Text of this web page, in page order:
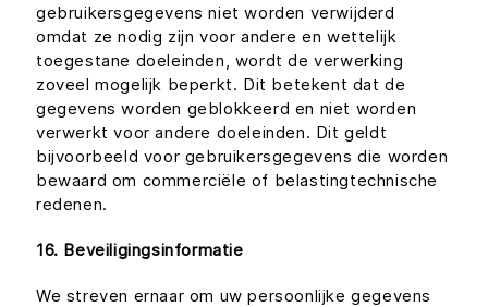
gebruikersgegevens niet worden verwijderd
omdat ze nodig zijn voor andere en wettelijk
toegestane doeleinden, wordt de verwerking
zoveel mogelijk beperkt. Dit betekent dat de
gegevens worden geblokkeerd en niet worden
verwerkt voor andere doeleinden. Dit geldt
bijvoorbeeld voor gebruikersgegevens die worden
bewaard om commerciële of belastingtechnische
redenen.
16. Beveiligingsinformatie
We streven ernaar om uw persoonlijke gegevens